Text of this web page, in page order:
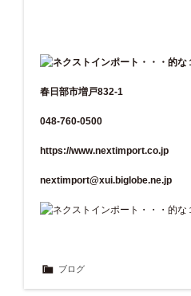
春日部市増戸832-1
048-760-0500
https://www.nextimport.co.jp
nextimport@xui.biglobe.ne.jp
ブログ